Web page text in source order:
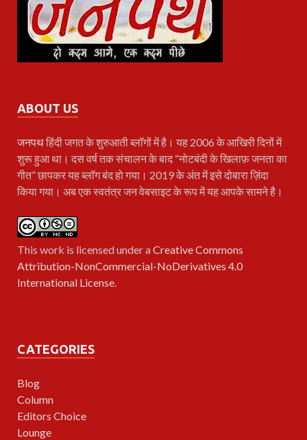
ABOUT US
जनपथहिंदी जगत के शुरुआती ब्लॉगों में है। यह 2006 के आखिरी दिनों में
शुरू हुआ था। दस वर्ष तक संचालन के बाद “नोटबंदी के खिलाफ़ जनता का
गीत” छापकर यह ब्लॉग बंद हो गया। 2019 के अंत में इसे दोबारा ज़िंदा
किया गया। अब एक स्वतंत्र जन वेबसाइट के रूप में यह आपके सामने है।
This work is licensed under aCreative Commons
Attribution-NonCommercial-NoDerivatives 4.0
International License.
CATEGORIES
Blog
Column
Editors Choice
Lounge